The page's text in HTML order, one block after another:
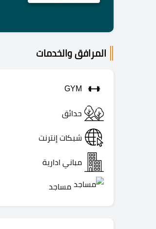
المرافق والخدمات
GYM
حدائق
شبكات إنترنت
مباني ادارية
مساجد